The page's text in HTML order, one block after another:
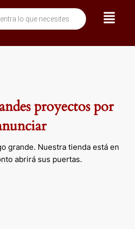
Menú
proyectos por
grande. Nuestra tienda está en
abrirá sus puertas.